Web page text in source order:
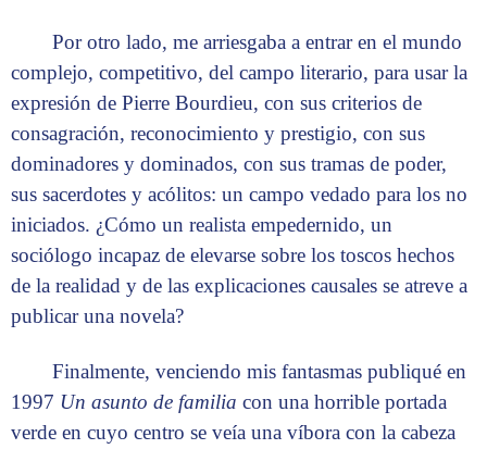
Por otro lado, me arriesgaba a entrar en el mundo
complejo, competitivo, del campo literario, para usar la
expresión de Pierre Bourdieu, con sus criterios de
consagración, reconocimiento y prestigio, con sus
dominadores y dominados, con sus tramas de poder,
sus sacerdotes y acólitos: un campo vedado para los no
iniciados. ¿Cómo un realista empedernido, un
sociólogo incapaz de elevarse sobre los toscos hechos
de la realidad y de las explicaciones causales se atreve a
publicar una novela?
Finalmente, venciendo mis fantasmas publiqué en
1997 Un asunto de familia con una horrible portada
verde en cuyo centro se veía una víbora con la cabeza